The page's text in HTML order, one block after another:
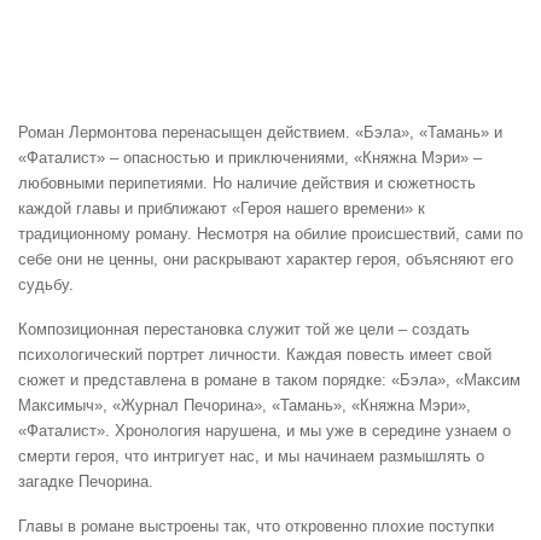
Роман Лермонтова перенасыщен действием. «Бэла», «Тамань» и
«Фаталист» – опасностью и приключениями, «Княжна Мэри» –
любовными перипетиями. Но наличие действия и сюжетность
каждой главы и приближают «Героя нашего времени» к
традиционному роману. Несмотря на обилие происшествий, сами по
себе они не ценны, они раскрывают характер героя, объясняют его
судьбу.
Композиционная перестановка служит той же цели – создать
психологический портрет личности. Каждая повесть имеет свой
сюжет и представлена в романе в таком порядке: «Бэла», «Максим
Максимыч», «Журнал Печорина», «Тамань», «Княжна Мэри»,
«Фаталист». Хронология нарушена, и мы уже в середине узнаем о
смерти героя, что интригует нас, и мы начинаем размышлять о
загадке Печорина.
Главы в романе выстроены так, что откровенно плохие поступки